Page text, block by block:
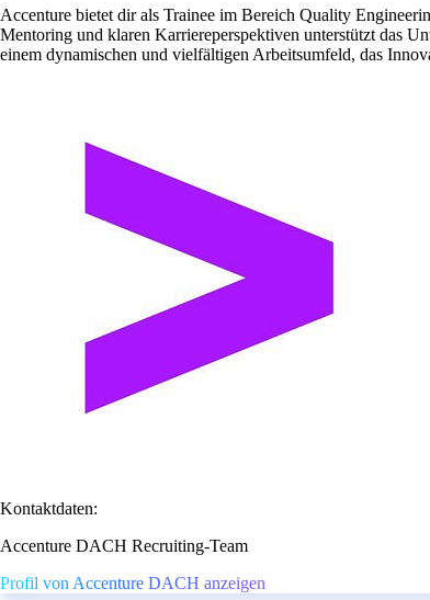
Accenture bietet dir als Trainee im Bereich Quality
Mentoring und klaren Karriereperspektiven unterstützt das
einem dynamischen und vielfältigen Arbeitsumfeld, das
Kontaktdaten:
Accenture DACH Recruiting-Team
Profil von Accenture DACH anzeigen